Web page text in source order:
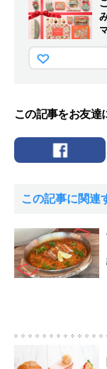
この記事をお友達
この記事に関連